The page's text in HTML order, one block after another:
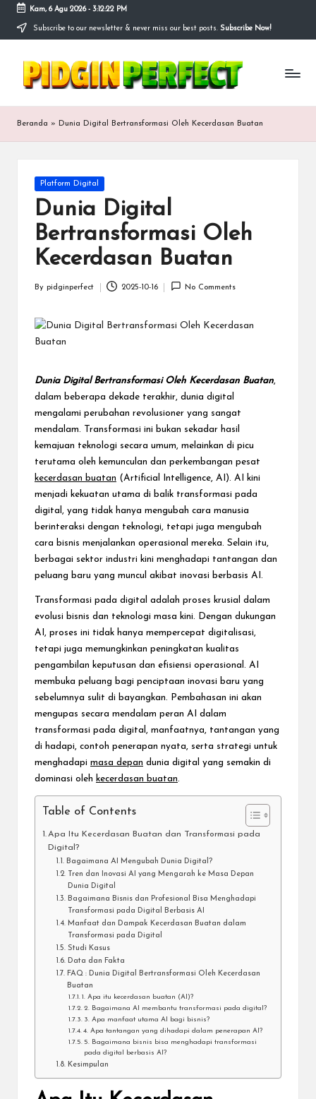
Skip
content
Kam, 6 Agu 2026- 3:12:23 PM
Subscribe to our newsletter & never miss our best posts. Subscribe Now!
P
d
g
Bersama
kita
depan
yang
Beranda » Dunia Digital Bertransformasi Oleh Kecerdasan Buatan
Posted
in
Platform Digital
Dunia Digital
Bertransformasi Oleh
Kecerdasan Buatan
Posted
By pidginperfect 2025-10-16 No Comments
Dunia Digital Bertransformasi Oleh Kecerdasan Buatan
dalam beberapa dekade terakhir, dunia digital
mengalami perubahan revolusioner yang sangat
mendalam. Transformasi ini bukan sekadar hasil
kemajuan teknologi secara umum, melainkan di picu
terutama oleh kemunculan dan perkembangan pesat
kecerdasan buatan (Artificial Intelligence, AI). AI kini
menjadi kekuatan utama di balik transformasi pada
digital, yang tidak hanya mengubah cara manusia
berinteraksi dengan teknologi, tetapi juga mengubah
cara bisnis menjalankan operasional mereka. Selain itu,
berbagai sektor industri kini menghadapi tantangan dan
peluang baru yang muncul akibat inovasi berbasis AI.
Transformasi pada digital adalah proses krusial dalam
evolusi bisnis dan teknologi masa kini. Dengan dukungan
AI, proses ini tidak hanya mempercepat digitalisasi,
tetapi juga memungkinkan peningkatan kualitas
pengambilan keputusan dan efisiensi operasional. AI
membuka peluang bagi penciptaan inovasi baru yang
sebelumnya sulit di bayangkan. Pembahasan ini akan
mengupas secara mendalam peran AI dalam
transformasi pada digital, manfaatnya, tantangan yang
di hadapi, contoh penerapan nyata, serta strategi untuk
menghadapi masa depan dunia digital yang semakin di
dominasi oleh kecerdasan buatan
Table of Contents
Apa Itu Kecerdasan Buatan dan Transformasi pada
Digital?
Bagaimana AI Mengubah Dunia Digital?
Tren dan Inovasi AI yang Mengarah ke Masa Depan
Dunia Digital
Bagaimana Bisnis dan Profesional Bisa Menghadapi
Transformasi pada Digital Berbasis AI
Manfaat dan Dampak Kecerdasan Buatan dalam
Transformasi pada Digital
Studi Kasus
Data dan Fakta
FAQ : Dunia Digital Bertransformasi Oleh Kecerdasan
Buatan
1. Apa itu kecerdasan buatan (AI)?
2. Bagaimana AI membantu transformasi pada digital?
3. Apa manfaat utama AI bagi bisnis?
4. Apa tantangan yang dihadapi dalam penerapan AI?
5. Bagaimana bisnis bisa menghadapi transformasi
pada digital berbasis AI?
Kesimpulan